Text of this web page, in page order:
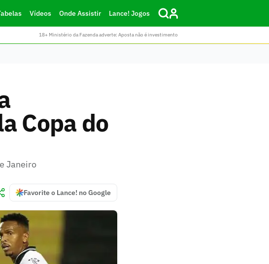
Vídeos Onde Assistir Lance! Jogos
18+ Ministério da Fazenda adverte: Aposta não é investimento
Copa do
Janeiro
Favorite o Lance! no Google